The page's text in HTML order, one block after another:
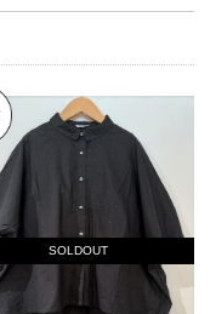
SOLDOUT